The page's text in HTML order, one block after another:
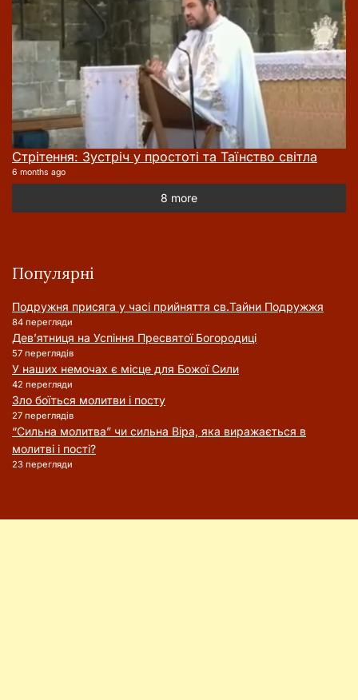
Стрітення: Зустріч у простоті та Таїнство світла
6 months ago
8 more
Популярні
Подружня присягa у часі прийняття cв.Тайни Подружжя
84 перегляди
Дев’ятниця на Успіння Пресвятої Богородиці
57 переглядів
У наших немочах є місце для Божої Сили
42 перегляди
Зло боїться молитви і посту
27 переглядів
“Сильна молитва” чи сильна Віра, яка виражається в
молитві і пості?
23 перегляди